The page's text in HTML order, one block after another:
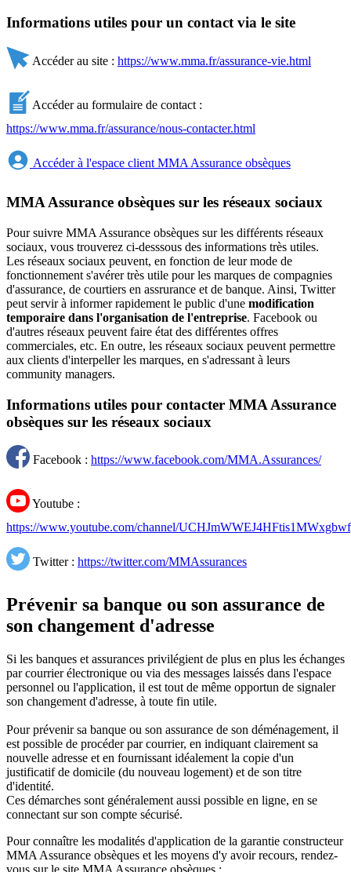
Informations utiles pour un contact via le site
Accéder au site : https://www.mma.fr/assurance-vie.html
Accéder au formulaire de contact :
https://www.mma.fr/assurance/nous-contacter.html
Accéder à l'espace client MMA Assurance obsèques
MMA Assurance obsèques sur les réseaux sociaux
Pour suivre MMA Assurance obsèques sur les différents réseaux
sociaux, vous trouverez ci-desssous des informations très utiles.
Les réseaux sociaux peuvent, en fonction de leur mode de
fonctionnement s'avérer très utile pour les marques de compagnies
d'assurance, de courtiers en assrurance et de banque. Ainsi, Twitter
peut servir à informer rapidement le public d'une modification
temporaire dans l'organisation de l'entreprise. Facebook ou
d'autres réseaux peuvent faire état des différentes offres
commerciales, etc. En outre, les réseaux sociaux peuvent permettre
aux clients d'interpeller les marques, en s'adressant à leurs
community managers.
Informations utiles pour contacter MMA Assurance
obsèques sur les réseaux sociaux
Facebook : https://www.facebook.com/MMA.Assurances/
Youtube :
https://www.youtube.com/channel/
Twitter : https://twitter.com/MMAssurances
Prévenir sa banque ou son assurance de
son changement d'adresse
Si les banques et assurances privilégient de plus en plus les échanges
par courrier électronique ou via des messages laissés dans l'espace
personnel ou l'application, il est tout de même opportun de signaler
son changement d'adresse, à toute fin utile.
Pour prévenir sa banque ou son assurance de son déménagement, il
est possible de procéder par courrier, en indiquant clairement sa
nouvelle adresse et en fournissant idéalement la copie d'un
justificatif de domicile (du nouveau logement) et de son titre
d'identité.
Ces démarches sont généralement aussi possible en ligne, en se
connectant sur son compte sécurisé.
Pour connaître les modalités d'application de la garantie constructeur
MMA Assurance obsèques et les moyens d'y avoir recours, rendez-